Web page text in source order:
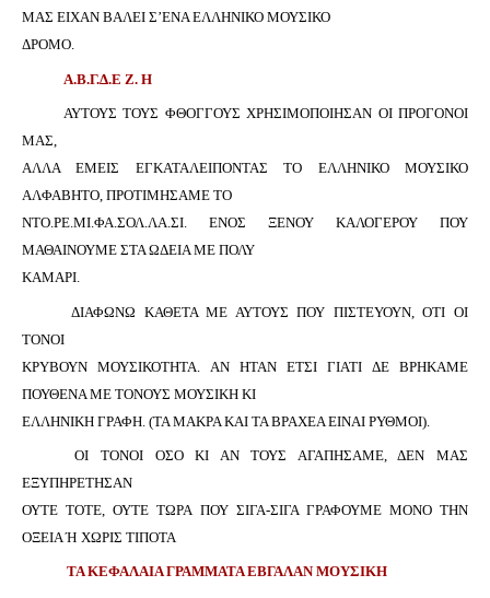
ΜΑΣ ΕΙΧΑΝ ΒΑΛΕΙ Σ’ΕΝΑ ΕΛΛΗΝΙΚΟ ΜΟΥΣΙΚΟ
ΔΡΟΜΟ.
Α.Β.Γ.Δ.Ε Ζ. Η
ΑΥΤΟΥΣ ΤΟΥΣ ΦΘΟΓΓΟΥΣ ΧΡΗΣΙΜΟΠΟΙΗΣΑΝ ΟΙ ΠΡΟΓΟΝΟΙ
ΜΑΣ,
ΑΛΛΑ ΕΜΕΙΣ ΕΓΚΑΤΑΛΕΙΠΟΝΤΑΣ ΤΟ ΕΛΛΗΝΙΚΟ ΜΟΥΣΙΚΟ
ΑΛΦΑΒΗΤΟ, ΠΡΟΤΙΜΗΣΑΜΕ ΤΟ
ΝΤΟ.ΡΕ.ΜΙ.ΦΑ.ΣΟΛ.ΛΑ.ΣΙ. ΕΝΟΣ ΞΕΝΟΥ ΚΑΛΟΓΕΡΟΥ ΠΟΥ
ΜΑΘΑΙΝΟΥΜΕ ΣΤΑ ΩΔΕΙΑ ΜΕ ΠΟΛΥ
ΚΑΜΑΡΙ.
ΔΙΑΦΩΝΩ ΚΑΘΕΤΑ ΜΕ ΑΥΤΟΥΣ ΠΟΥ ΠΙΣΤΕΥΟΥΝ, ΟΤΙ ΟΙ
ΤΟΝΟΙ
ΚΡΥΒΟΥΝ ΜΟΥΣΙΚΟΤΗΤΑ. ΑΝ ΗΤΑΝ ΕΤΣΙ ΓΙΑΤΙ ΔΕ ΒΡΗΚΑΜΕ
ΠΟΥΘΕΝΑ ΜΕ ΤΟΝΟΥΣ ΜΟΥΣΙΚΗ ΚΙ
ΕΛΛΗΝΙΚΗ ΓΡΑΦΗ. (ΤΑ ΜΑΚΡΑ ΚΑΙ ΤΑ ΒΡΑΧΕΑ ΕΙΝΑΙ ΡΥΘΜΟΙ).
ΟΙ ΤΟΝΟΙ ΟΣΟ ΚΙ ΑΝ ΤΟΥΣ ΑΓΑΠΗΣΑΜΕ, ΔΕΝ ΜΑΣ
ΕΞΥΠΗΡΕΤΗΣΑΝ
ΟΥΤΕ ΤΟΤΕ, ΟΥΤΕ ΤΩΡΑ ΠΟΥ ΣΙΓΑ-ΣΙΓΑ ΓΡΑΦΟΥΜΕ ΜΟΝΟ ΤΗΝ
ΟΞΕΙΑ Ή ΧΩΡΙΣ ΤΙΠΟΤΑ
ΤΑ ΚΕΦΑΛΑΙΑ ΓΡΑΜΜΑΤΑ ΕΒΓΑΛΑΝ ΜΟΥΣΙΚΗ